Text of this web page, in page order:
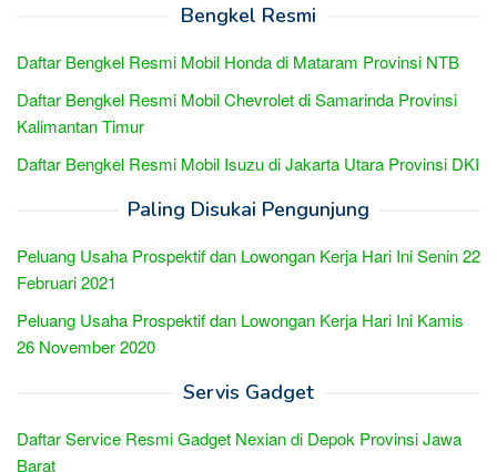
Bengkel Resmi
Daftar Bengkel Resmi Mobil Honda di Mataram Provinsi NTB
Daftar Bengkel Resmi Mobil Chevrolet di Samarinda Provinsi
Kalimantan Timur
Daftar Bengkel Resmi Mobil Isuzu di Jakarta Utara Provinsi DKI
Paling Disukai Pengunjung
Peluang Usaha Prospektif dan Lowongan Kerja Hari Ini Senin 22
Februari 2021
Peluang Usaha Prospektif dan Lowongan Kerja Hari Ini Kamis
26 November 2020
Servis Gadget
Daftar Service Resmi Gadget Nexian di Depok Provinsi Jawa
Barat